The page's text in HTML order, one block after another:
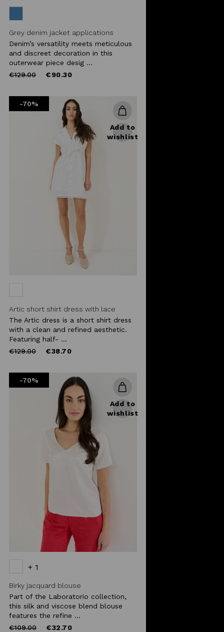
Grey denim jacket applications
Denim’s versatility meets meticulous
and discreet decoration in this
outerwear piece desig ...
Price
€129.00to €90.30
-70%
Add to
wishlist
Artic short shirt dress with lace
The Artic dress is a short shirt dress
with a clean and refined aesthetic.
Featuring half- ...
Price
€129.00to €38.70
-70%
Add to
wishlist
+ 1
Birky jacquard blouse
Part of the Laboratorio collection,
this silk and viscose blend blouse
features the refine ...
Price
€109.00to €32.70